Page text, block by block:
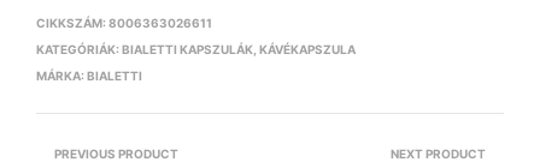
CIKKSZÁM: 8006363026611
KATEGÓRIÁK: BIALETTI KAPSZULÁK KÁVÉKAPSZULA
MÁRKA: BIALETTI
PREVIOUS PRODUCT NEXT PRODUCT